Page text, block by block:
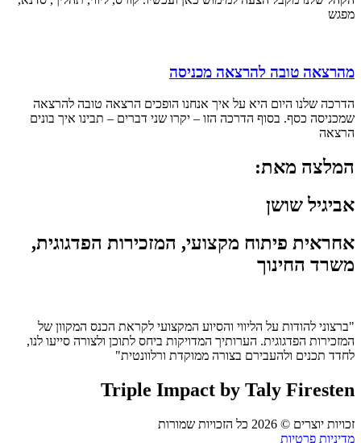
מפגש
מהרצאה טובה להרצאה מכניסה
הדרכה שלנו היום היא על איך אנחנו הופכים הרצאה טובה להרצאה
שמכניסה כסף. בסוף הדרכה הזו – יקרו שני דברים – תבינו איך בונים
הרצאה
המלצה מאת:
אביגיל שושן
אחראית פיתוח מקצועי, המזכירות הפדגוגית,
משרד החינוך
"ברצוני להודות על הליווי והסיוע המקצועי לקראת הכנס המקוון של
המזכירות הפדגוגית. הערותיך המדויקות ביחס לתוכן ולצורה סייעו לנו,
לחדד תכנים ולהעבירם בצורה ממוקדת ורלוונטית"
Triple Impact by Taly Firesten
זכויות יוצרים © 2026 כל הזכויות שמורות
מדיניות פרטיות